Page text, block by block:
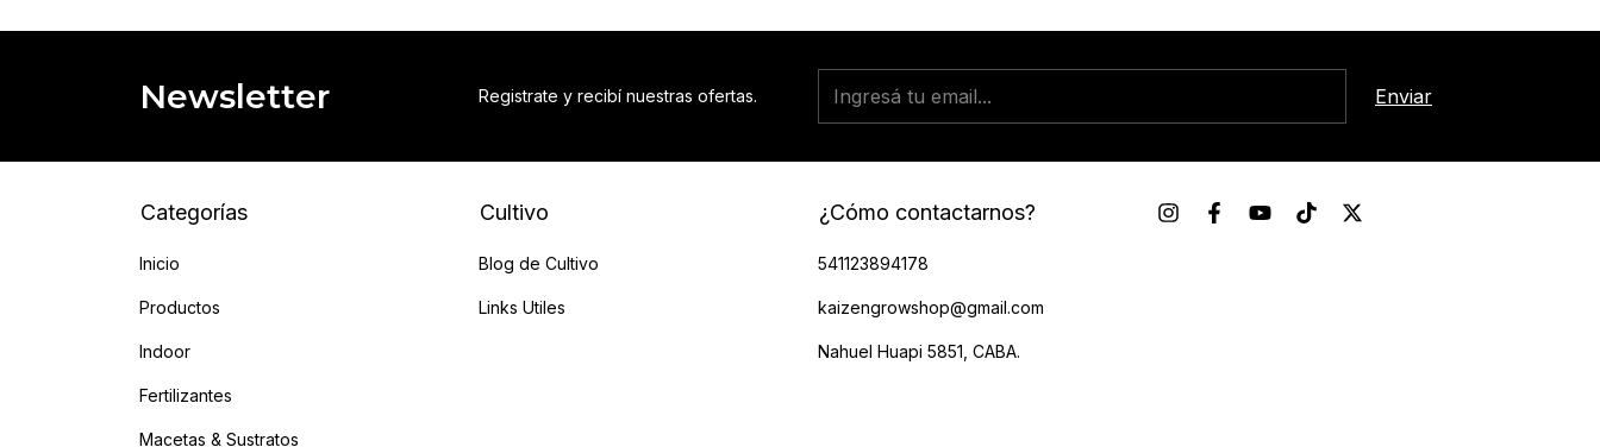
Newsletter Registrate y recibí nuestras ofertas.
Categorías
Inicio
Productos
Indoor
Fertilizantes
Macetas & Sustratos
Cultivo
Blog de Cultivo
Links Utiles
¿Cómo contactarnos?
541123894178
kaizengrowshop@gmail.com
Nahuel Huapi 5851, CABA.